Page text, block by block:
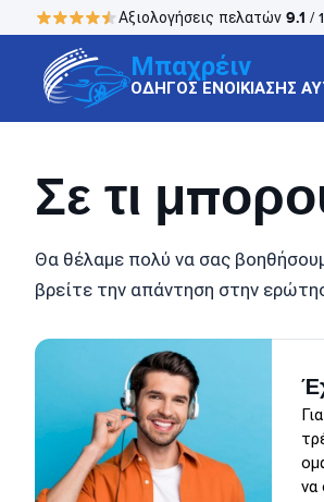
Αξιολογήσεις πελατών 9.1 /
Μπαχρέιν
ΟΔΗΓΟΣ ΕΝΟΙΚΙΑΣΗΣ
Σε τι
Θα θέλαμε πολύ να σας
βρείτε την απάντηση στην
να